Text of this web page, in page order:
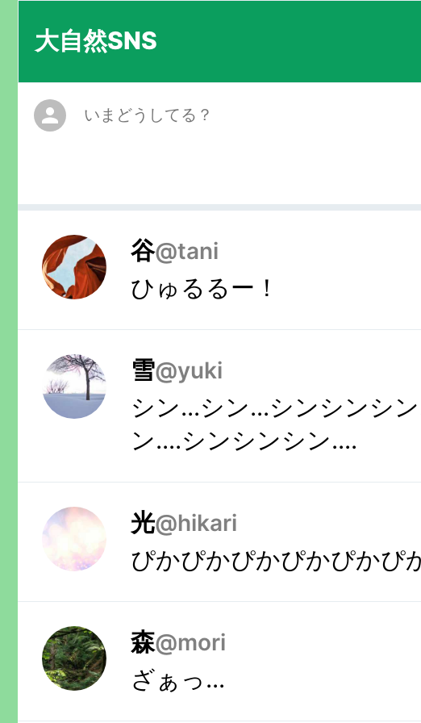
大自然SNS
谷@tani
ひゅるるー！
雪@yuki
シン...シン...シンシンシ
ン....シンシンシン....
光@hikari
ぴかぴかぴかぴかぴかぴ
森@mori
ざぁっ...